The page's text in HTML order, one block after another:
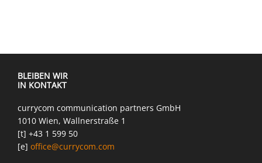
BLEIBEN WIR
IN KONTAKT
currycom communication partners GmbH
1010 Wien, Wallnerstraße 1
[t] +43 1 599 50
[e] office@currycom.com